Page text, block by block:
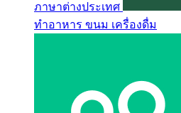
ภาษาต่างประเทศ
ทำอาหาร ขนม เครื่องดื่ม